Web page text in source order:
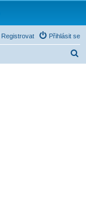
Přihlásit se
Registrovat